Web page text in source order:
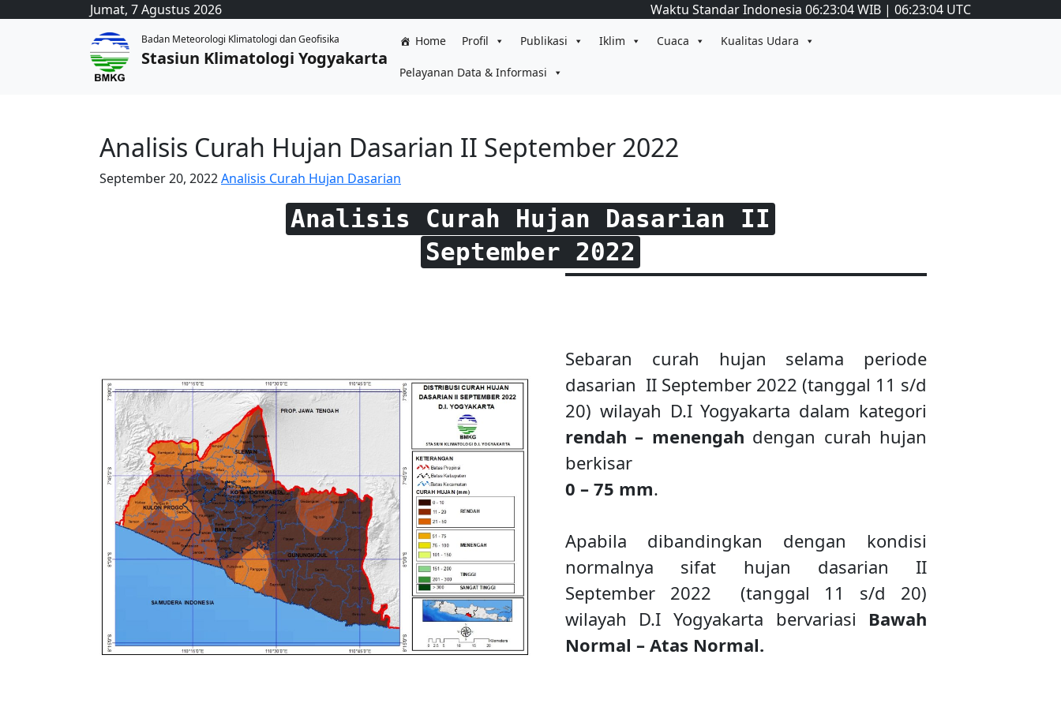
Jumat, 7 Agustus 2026 Waktu Standar Indonesia 06:23:05WIB | 06:23:05 UTC
Badan Meteorologi Klimatologi dan Geofisika
Stasiun Klimatologi Yogyakarta
Home Profil Publikasi Iklim Cuaca Kualitas Udara
Pelayanan Data & Informasi
Analisis Curah Hujan Dasarian II September 2022
September 20, 2022Analisis Curah Hujan Dasarian
Analisis Curah Hujan Dasarian II
September 2022
Sebaran curah hujan selama periode
dasarian II September 2022 (tanggal 11 s/d
20) wilayah D.I Yogyakarta dalam kategori
rendah – menengah dengan curah hujan
berkisar
0 – 75 mm.
Apabila dibandingkan dengan kondisi
normalnya sifat hujan dasarian II
September 2022 (tanggal 11 s/d 20)
wilayah D.I Yogyakarta bervariasi Bawah
Normal – Atas Normal.